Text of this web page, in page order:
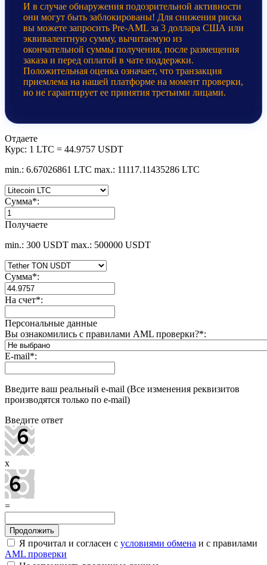
И в случае обнаружения подозрительной активности
они могут быть заблокированы! Для снижения риска
вы можете запросить Pre-AML за 3 доллара США или
эквивалентную сумму, вычитаемую из
окончательной суммы получения, после размещения
заказа и перед оплатой в чате поддержки.
Положительная оценка означает, что транзакция
приемлема на нашей платформе на момент проверки,
но не гарантирует ее принятия третьими лицами.
Отдаете
Курс: 1 LTC = 44.9757 USDT
min.: 6.67026861 LTC max.: 11117.11435286 LTC
Сумма*:
Получаете
min.: 300 USDT max.: 500000 USDT
Сумма*:
На счет*:
Персональные данные
Вы ознакомились с правилами AML проверки?*:
E-mail*:
Введите ваш реальный e-mail (Все изменения реквизитов
производятся только по e-mail)
Введите ответ
x
=
Я прочитал и согласен с условиями обмена и с правилами
AML проверки